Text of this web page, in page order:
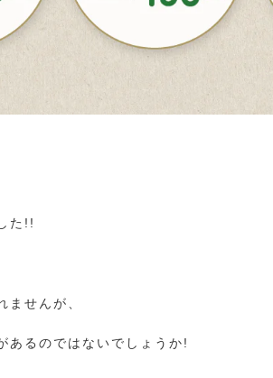
た!!
ませんが、
あるのではないでしょうか!